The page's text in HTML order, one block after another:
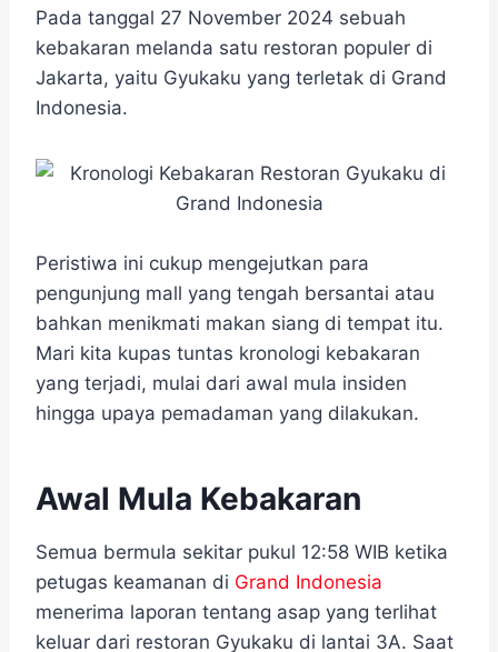
c
b
o
o
i
t
e
r
l
e
g
r
n
a
s
A
s
e
n
a
e
Pada tanggal 27 November 2024 sebuah
kebakaran melanda satu restoran populer di
Jakarta, yaitu Gyukaku yang terletak di Grand
Indonesia.
Peristiwa ini cukup mengejutkan para
pengunjung mall yang tengah bersantai atau
bahkan menikmati makan siang di tempat itu.
Mari kita kupas tuntas kronologi kebakaran
yang terjadi, mulai dari awal mula insiden
hingga upaya pemadaman yang dilakukan.
Awal Mula Kebakaran
Semua bermula sekitar pukul 12:58 WIB ketika
petugas keamanan di Grand Indonesia
menerima laporan tentang asap yang terlihat
keluar dari restoran Gyukaku di lantai 3A. Saat